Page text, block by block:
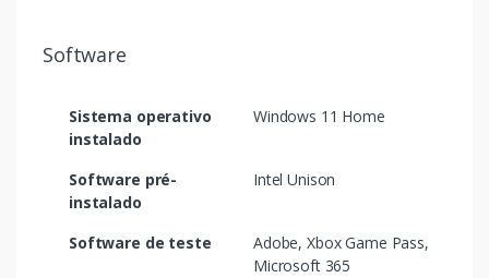
Software
Sistema operativo
instalado
Windows 11 Home
Software pré-
instalado
Intel Unison
Software de teste
Adobe, Xbox Game Pass,
Microsoft 365